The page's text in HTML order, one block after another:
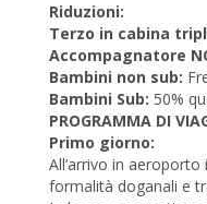
Riduzioni:
Terzo in cabina
Accompagnatore
Bambini non sub:
Bambini Sub: 50%
PROGRAMMA DI
Primo giorno:
All’arrivo in
formalità doganali e